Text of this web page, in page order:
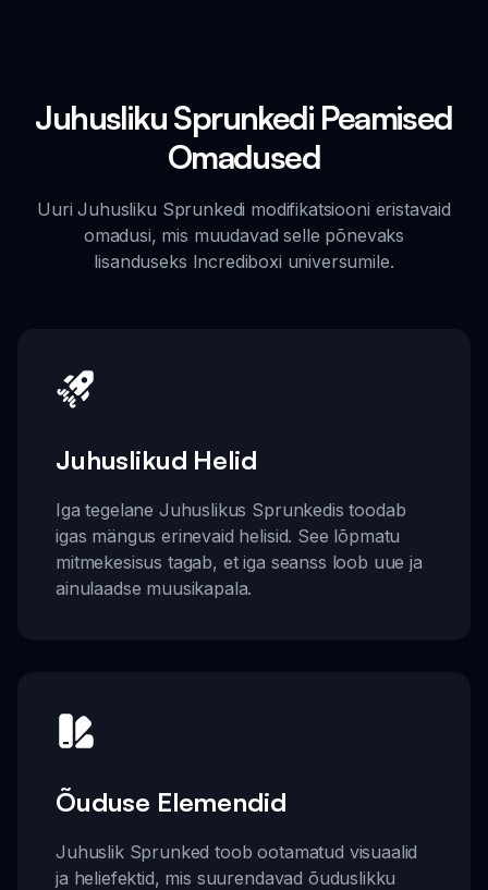
Juhusliku Sprunkedi Peamised
Omadused
Uuri Juhusliku Sprunkedi modifikatsiooni eristavaid
omadusi, mis muudavad selle põnevaks
lisanduseks Incrediboxi universumile.
Juhuslikud Helid
Iga tegelane Juhuslikus Sprunkedis toodab
igas mängus erinevaid helisid. See lõpmatu
mitmekesisus tagab, et iga seanss loob uue ja
ainulaadse muusikapala.
Õuduse Elemendid
Juhuslik Sprunked toob ootamatud visuaalid
ja heliefektid, mis suurendavad õuduslikku